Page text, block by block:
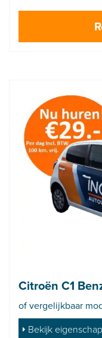
Citroën C1
of vergelijkbaar
Bekijk